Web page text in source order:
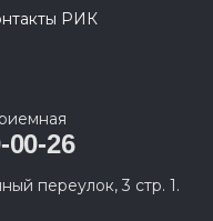
РИК
00-26
переулок, 3 стр. 1.